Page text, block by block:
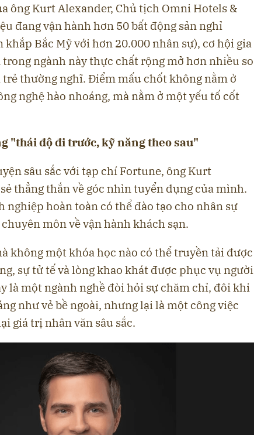
ông Kurt Alexander, Chủ tịch Omni Hotels &
đang vận hành hơn 50 bất động sản nghỉ
khắp Bắc Mỹ với hơn 20.000 nhân sự), cơ hội gia
ngành này thực chất rộng mở hơn nhiều so
thường nghĩ. Điểm mấu chốt không nằm ở
nghệ hào nhoáng, mà nằm ở một yếu tố cốt
"thái độ đi trước, kỹ năng theo sau"
sâu sắc với tạp chí Fortune, ông Kurt
thẳng thắn về góc nhìn tuyển dụng của mình.
nghiệp hoàn toàn có thể đào tạo cho nhân sự
môn về vận hành khách sạn.
không một khóa học nào có thể truyền tải được
sự tử tế và lòng khao khát được phục vụ người
là một ngành nghề đòi hỏi sự chăm chỉ, đôi khi
như vẻ bề ngoài, nhưng lại là một công việc
giá trị nhân văn sâu sắc.